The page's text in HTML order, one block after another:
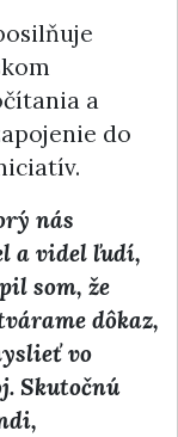
a
do
nás
a videl ľudí,
som, že
dôkaz,
vo
Skutočnú